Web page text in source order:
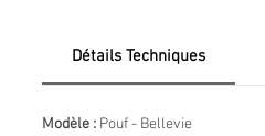
Détails Techniques
Modèle : Pouf - Bellevie